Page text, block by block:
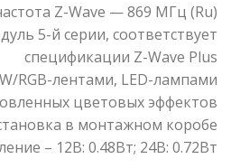
Z-Wave — 869 MГц (Ru)
5-й серии, соответствует
спецификации Z-Wave Plus
RGB-лентами, LED-лампами
цветовых эффектов
в монтажном коробе
– 12В: 0.48Вт; 24В: 0.72Вт